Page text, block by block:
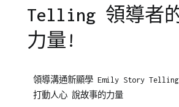
Telling 領導者
力量!
on
2012-
企
集
團
領導溝通新顯學 Emily Story Telling
打動人心 說故事的力量